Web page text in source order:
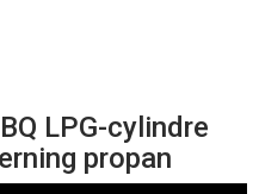
LPG-cylindre
propan